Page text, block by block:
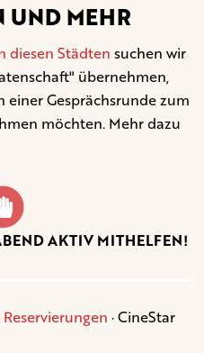
UND MEHR
diesen Städten suchen wir
übernehmen,
Gesprächsrunde zum
möchten. Mehr dazu
AKTIV MITHELFEN!
Reservierungen · CineStar